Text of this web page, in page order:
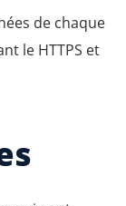
de chaque
le HTTPS et